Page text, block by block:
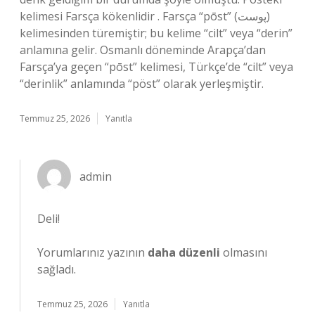
kelimesi Farsça kökenlidir . Farsça “pōst” (پوست)
kelimesinden türemiştir; bu kelime “cilt” veya “derin”
anlamına gelir. Osmanlı döneminde Arapça’dan
Farsça’ya geçen “pōst” kelimesi, Türkçe’de “cilt” veya
“derinlik” anlamında “pöst” olarak yerleşmiştir.
Temmuz 25, 2026 Yanıtla
admin
Deli!
Yorumlarınız yazının daha düzenli olmasını
sağladı.
Temmuz 25, 2026 Yanıtla